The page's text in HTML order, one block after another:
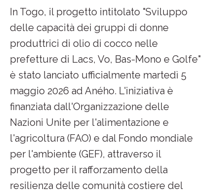
In Togo, il progetto intitolato "Sviluppo
delle capacità dei gruppi di donne
produttrici di olio di cocco nelle
prefetture di Lacs, Vo, Bas-Mono e Golfe"
è stato lanciato ufficialmente martedì 5
maggio 2026 ad Aného. L'iniziativa è
finanziata dall'Organizzazione delle
Nazioni Unite per l'alimentazione e
l'agricoltura (FAO) e dal Fondo mondiale
per l'ambiente (GEF), attraverso il
progetto per il rafforzamento della
resilienza delle comunità costiere del